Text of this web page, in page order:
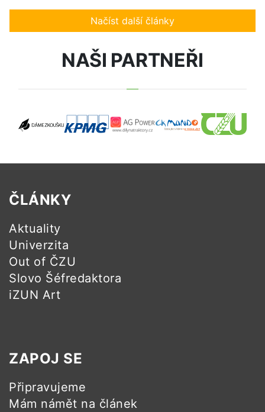
Načíst další články
NAŠI PARTNEŘI
ČLÁNKY
Aktuality
Univerzita
Out of ČZU
Slovo Šéfredaktora
iZUN Art
ZAPOJ SE
Připravujeme
Mám námět na článek